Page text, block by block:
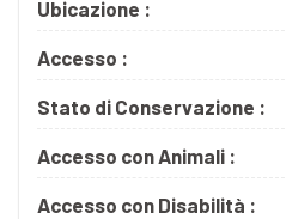
Ubicazione :
Accesso :
Stato di Conservazione :
Accesso con Animali :
Accesso con Disabilità :